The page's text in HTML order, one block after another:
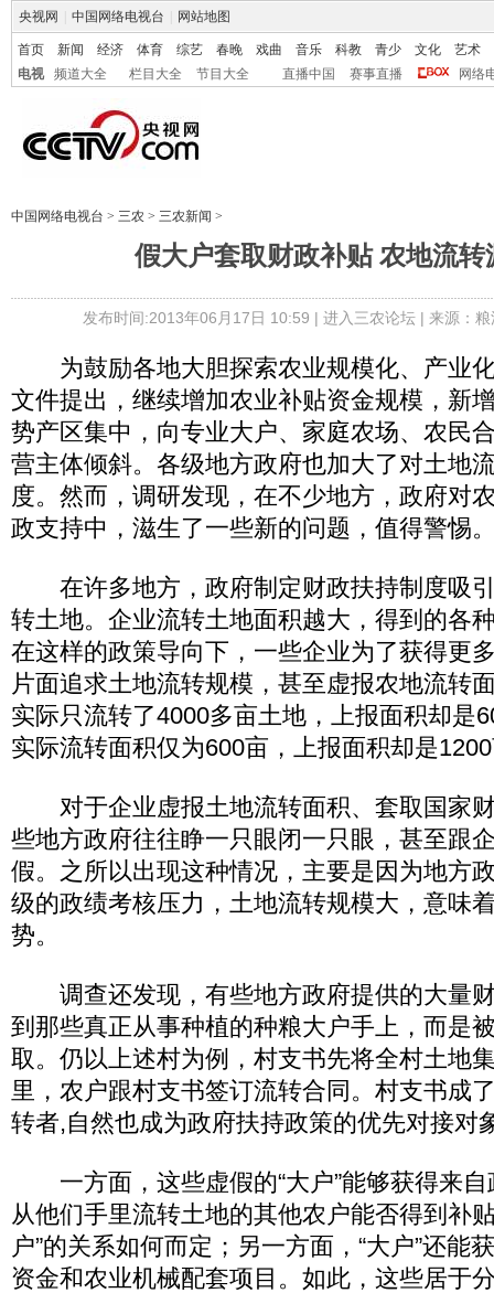
央视网 中国网络电视台 网站地图
首页 新闻 经济 体育 综艺 春晚 戏曲 音乐 科教 青少 文化
艺术
电视
频道大全 栏目大全 节目大全 直播中国 赛事直播 网络
中国网络电视台 > 三农 > 三农新闻 >
假大户套取财政补贴 农地流转
发布时间:2013年06月17日 10:59 | 进入三农论坛| 来源：
为鼓励各地大胆探索农业规模化、产业
文件提出，继续增加农业补贴资金规模，新
势产区集中，向专业大户、家庭农场、农民
营主体倾斜。各级地方政府也加大了对土地
度。然而，调研发现，在不少地方，政府对
政支持中，滋生了一些新的问题，值得警惕
在许多地方，政府制定财政扶持制度吸
转土地。企业流转土地面积越大，得到的各
在这样的政策导向下，一些企业为了获得更
片面追求土地流转规模，甚至虚报农地流转
实际只流转了4000多亩土地，上报面积却是
实际流转面积仅为600亩，上报面积却是
对于企业虚报土地流转面积、套取国家
些地方政府往往睁一只眼闭一只眼，甚至跟
假。之所以出现这种情况，主要是因为地方
级的政绩考核压力，土地流转规模大，意味
势。
调查还发现，有些地方政府提供的大量
到那些真正从事种植的种粮大户手上，而是
取。仍以上述村为例，村支书先将全村土地
里，农户跟村支书签订流转合同。村支书成
转者,自然也成为政府扶持政策的优先对接对
一方面，这些虚假的“大户”能够获得来自
从他们手里流转土地的其他农户能否得到补
户”的关系如何而定；另一方面，“大户”还能
资金和农业机械配套项目。如此，这些居于